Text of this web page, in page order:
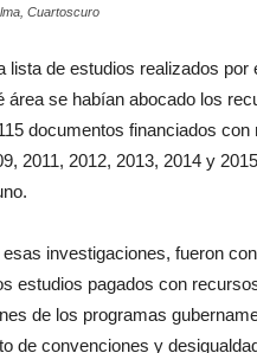
Cuartoscuro
lista de estudios realizados
área se habían abocado los
documentos financiados
2011, 2012, 2013, 2014 y
investigaciones, fueron
estudios pagados con
de los programas
de convenciones y